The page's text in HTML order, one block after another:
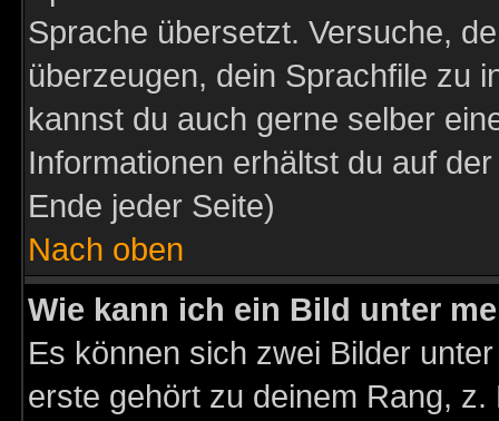
Sprache übersetzt. Versuche,
überzeugen, dein Sprachfile zu
kannst du auch gerne selber
Informationen erhältst du auf
Ende jeder Seite)
Nach oben
Wie kann ich ein Bild unter
Es können sich zwei Bilder
erste gehört zu deinem Rang,